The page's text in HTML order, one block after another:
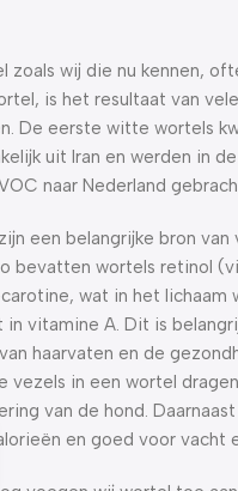
zoals wij die nu kennen,
is het resultaat van
De eerste witte wortels
uit Iran en werden in
naar Nederland
een belangrijke bron van
bevatten wortels retinol
wat in het lichaam
in vitamine A. Dit is
haarvaten en de
vezels in een wortel
van de hond.
en goed voor vacht